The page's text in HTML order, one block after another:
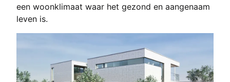
een woonklimaat waar het gezond en aangenaam
leven is.